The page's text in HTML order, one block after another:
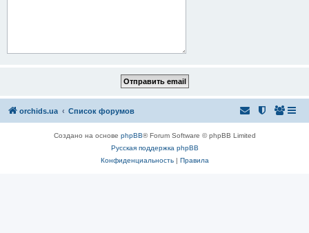
orchids.ua Список форумов
Создано на основе phpBB® Forum Software © phpBB Limited
Русская поддержка phpBB
Конфиденциальность| Правила